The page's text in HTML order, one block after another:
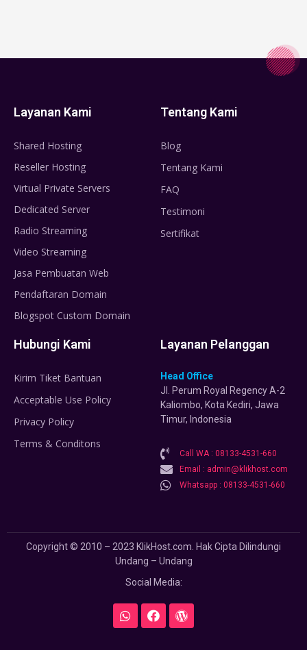
Layanan Kami
Shared Hosting
Reseller Hosting
Virtual Private Servers
Dedicated Server
Radio Streaming
Video Streaming
Jasa Pembuatan Web
Pendaftaran Domain
Blogspot Custom Domain
Tentang Kami
Blog
Tentang Kami
FAQ
Testimoni
Sertifikat
Hubungi Kami
Kirim Tiket Bantuan
Acceptable Use Policy
Privacy Policy
Terms & Conditons
Layanan Pelanggan
Head Office
Jl. Perum Royal Regency A-2
Kaliombo, Kota Kediri, Jawa
Timur, Indonesia
Call WA : 08133-4531-660
Email : admin@klikhost.com
Whatsapp : 08133-4531-660
Copyright © 2010 – 2023 KlikHost.com. Hak Cipta Dilindungi
Undang – Undang
Social Media: